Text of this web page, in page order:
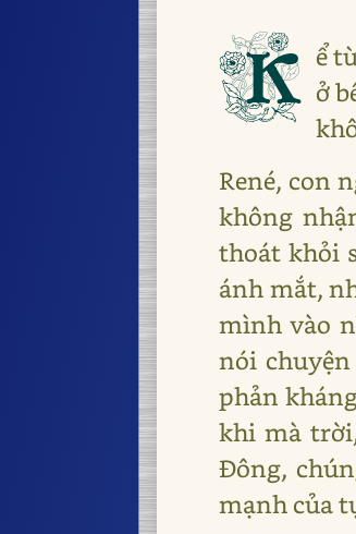
K ể
ở
René, con
không
thoát khỏi
ánh mắt,
mình vào
nói
phản
khi mà
Đông,
mạnh của